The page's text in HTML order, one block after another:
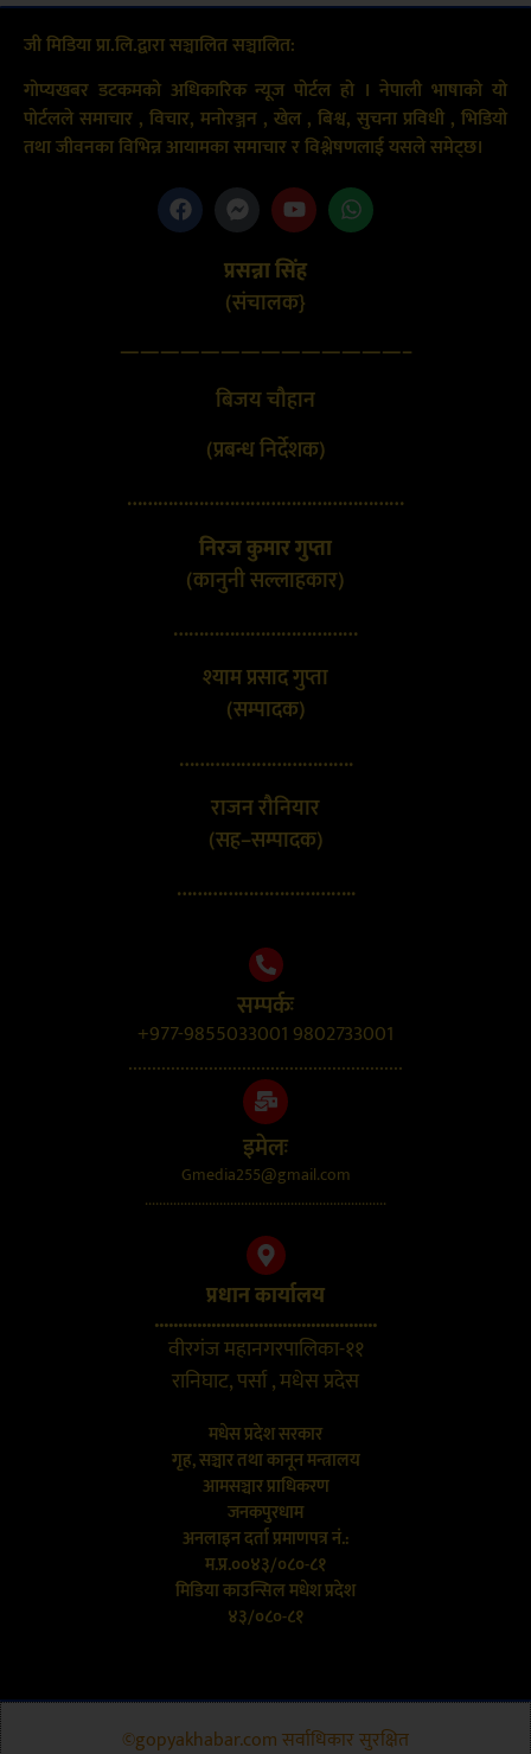
जी मिडिया प्रा.लि.द्वारा सञ्चालित सञ्चालित:
गोप्यखबर डटकमको अधिकारिक न्यूज पोर्टल हो । नेपाली भाषाको यो
पोर्टलले समाचार , विचार, मनोरञ्जन , खेल , बिश्व, सुचना प्रविधी , भिडियो
तथा जीवनका विभिन्न आयामका समाचार र विश्लेषणलाई यसले समेट्छ।
प्रसन्ना सिंह
(संचालक}
——————————————–
बिजय चौहान
(प्रबन्ध निर्देशक)
………………………………………………
निरज कुमार गुप्ता
(कानुनी सल्लाहकार)
………………………………
श्याम प्रसाद गुप्ता
(सम्पादक)
…………………………….
राजन रौनियार
(सह–सम्पादक)
……………………………..
सम्पर्कः
+977-9855033001 9802733001
..........................................................
इमेलः
Gmedia255@gmail.com
....................................................................
प्रधान कार्यालय
...............................................
वीरगंज महानगरपालिका-११
रानिघाट, पर्सा , मधेस प्रदेस
मधेस प्रदेश सरकार
गृह, सञ्चार तथा कानून मन्त्रालय
आमसञ्चार प्राधिकरण
जनकपुरधाम
अनलाइन दर्ता प्रमाणपत्र नं.:
म.प्र.००४३/०८०-८१
मिडिया काउन्सिल मधेश प्रदेश
४३/०८०-८१
©gopyakhabar.com सर्वाधिकार सुरक्षित